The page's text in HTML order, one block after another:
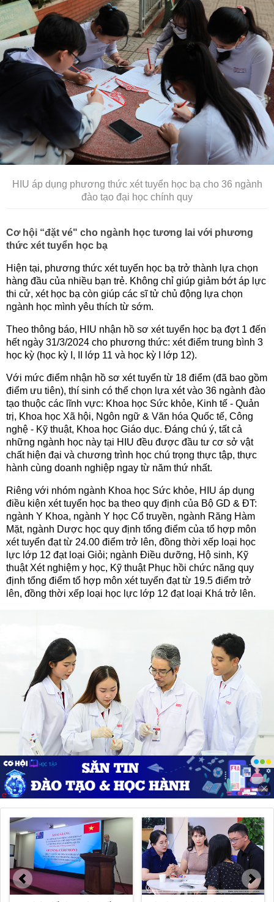
HIU áp dụng phương thức xét tuyển học bạ cho 36 ngành
đào tạo đại học chính quy
Cơ hội “đặt vé" cho ngành học tương lai với phương
thức xét tuyển học bạ
Hiện tại, phương thức xét tuyển học bạ trở thành lựa chọn
hàng đầu của nhiều bạn trẻ. Không chỉ giúp giảm bớt áp lực
thi cử, xét học bạ còn giúp các sĩ tử chủ động lựa chọn
ngành học mình yêu thích từ sớm.
Theo thông báo, HIU nhận hồ sơ xét tuyển học bạ đợt 1 đến
hết ngày 31/3/2024 cho phương thức: xét điểm trung bình 3
học kỳ (học kỳ I, II lớp 11 và học kỳ I lớp 12).
Với mức điểm nhận hồ sơ xét tuyển từ 18 điểm (đã bao gồm
điểm ưu tiên), thí sinh có thể chọn lựa xét vào 36 ngành đào
tạo thuộc các lĩnh vực: Khoa học Sức khỏe, Kinh tế - Quản
trị, Khoa học Xã hội, Ngôn ngữ & Văn hóa Quốc tế, Công
nghệ - Kỹ thuật, Khoa học Giáo dục. Đáng chú ý, tất cả
những ngành học này tại HIU đều được đầu tư cơ sở vật
chất hiện đại và chương trình học chú trọng thực tập, thực
hành cùng doanh nghiệp ngay từ năm thứ nhất.
Riêng với nhóm ngành Khoa học Sức khỏe, HIU áp dụng
điều kiện xét tuyển học bạ theo quy định của Bộ GD & ĐT:
ngành Y Khoa, ngành Y học Cổ truyền, ngành Răng Hàm
Mặt, ngành Dược học quy định tổng điểm của tổ hợp môn
xét tuyển đạt từ 24.00 điểm trở lên, đồng thời xếp loại học
lực lớp 12 đạt loại Giỏi; ngành Điều dưỡng, Hộ sinh, Kỹ
thuật Xét nghiệm y học, Kỹ thuật Phục hồi chức năng quy
định tổng điểm tổ hợp môn xét tuyển đạt từ 19.5 điểm trở
lên, đồng thời xếp loại học lực lớp 12 đạt loại Khá trở lên.